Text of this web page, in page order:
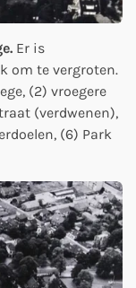
Er is
om te vergroten.
(2) vroegere
(verdwenen),
(6) Park